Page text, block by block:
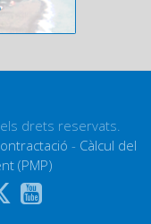
drets reservats.
- Càlcul del
(PMP)